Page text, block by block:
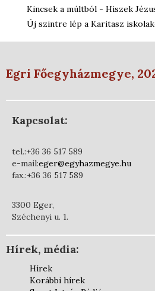
Kincsek a múltból - Hiszek
Új szintre lép a Karitasz
Egri Főegyházmegye,
Kapcsolat:
tel.:+36 36 517 589
e-mail:eger@egyhazmegye.hu
fax.:+36 36 517 589
3300 Eger,
Széchenyi u. 1.
Hírek, média:
Hírek
Korábbi hírek